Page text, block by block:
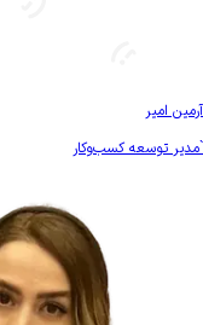
آرمین امیر
`مدیر توسعه کسب‌و‌کار